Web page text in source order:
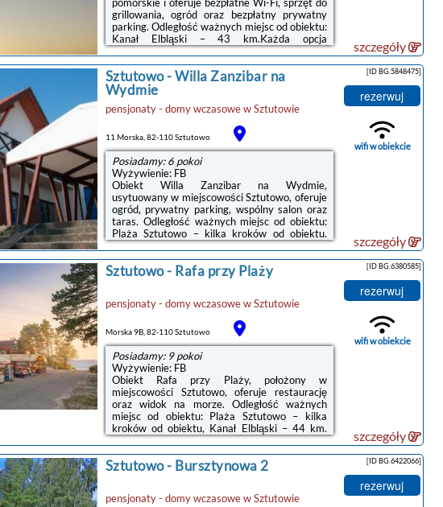
grillowania, ogród oraz bezpłatny prywatny
parking. Odległość ważnych miejsc od obiektu:
Kanał Elbląski – 43 km.Każda opcja
zakwaterowania wyposażona jest w
klimatyzację, telewizor z płaskim ekranem i
lodówkę. Do dyspozycji Gości jest też
prywatna łazienka z prysznicem.Na miejscu
dostępny jest taras oraz wspólny
salon.Odległość ważnych miejsc od obiektu:
Jezioro Drużno – 49 km. Lotnisko Lotnisko
Gdańsk-Rębiechowo znajduje się 72 km od ...
szczegóły
Sztutowo-Willa Zanzibar na
Wydmie
pensjonaty - domy wczasowewSztutowie
11 Morska, 82-110 Sztutowo
Posiadamy: 6 pokoi
Wyżywienie: FB
Obiekt Willa Zanzibar na Wydmie,
usytuowany w miejscowości Sztutowo, oferuje
ogród, prywatny parking, wspólny salon oraz
taras. Odległość ważnych miejsc od obiektu:
Plaża Sztutowo – kilka kroków od obiektu.
Oferta obiektu obejmuje obsługę pokoju. Na
miejscu znajduje się również restauracja.
Obiekt zapewnia bar.W każdym pokoju w
obiekcie znajduje się szafa, telewizor z płaskim
ręczniki są zapewnione. We wszystkich
pokojach w obiekcie zapewniono prywatną
łazienkę z prysznicem, a także bezpłatne Wi-
Fi. Z wybranych opcji zakwaterowania ...
[ID BG.5848475]
rezerwuj
wifi w obiekcie
szczegóły
Sztutowo- Rafa przy Plaży
pensjonaty - domy wczasowewSztutowie
Morska 9B, 82-110 Sztutowo
Posiadamy: 9 pokoi
Wyżywienie: FB
Obiekt Rafa przy Plaży, położony w
miejscowości Sztutowo, oferuje restaurację
oraz widok na morze. Odległość ważnych
miejsc od obiektu: Plaża Sztutowo – kilka
kroków od obiektu, Kanał Elbląski – 44 km.
Obiekt zapewnia bezpłatne Wi-Fi we
wszystkich pomieszczeniach. Na terenie
obiektu dostępny jest też prywatny
parking.Do dyspozycji Gości jest w pełni
suszarką do włosów.Na miejscu dostępny jest
[ID BG.6380585]
rezerwuj
wifi w obiekcie
szczegóły
Sztutowo- Bursztynowa 2
pensjonaty - domy wczasowewSztutowie
[ID BG.6422066]
rezerwuj